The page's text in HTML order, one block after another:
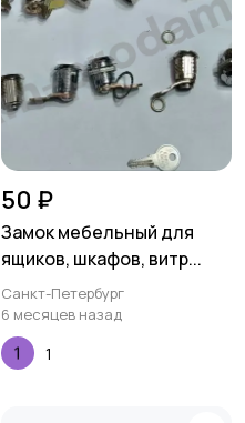
50 ₽
Замок мебельный для
ящиков, шкафов, витр...
Санкт-Петербург
6 месяцев назад
1